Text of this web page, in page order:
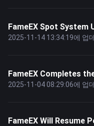
FameEX Spot System
2025-11-14 13:34:19에 업
FameEX Completes
2025-11-04 08:29:06에 업
FameEX Will Resume